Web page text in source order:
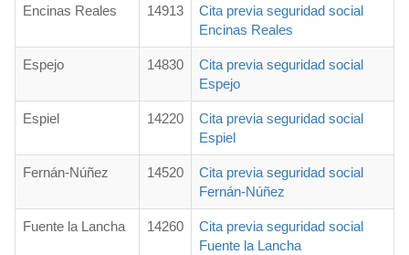
Encinas Reales 14913
Cita previa seguridad social
Encinas Reales
Espejo 14830
Cita previa seguridad social
Espejo
Espiel 14220
Cita previa seguridad social
Espiel
Fernán-Núñez 14520
Cita previa seguridad social
Fernán-Núñez
Fuente la Lancha 14260
Cita previa seguridad social
Fuente la Lancha